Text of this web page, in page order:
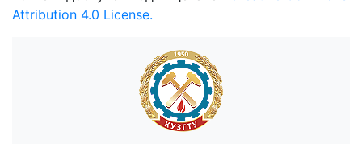
Attribution 4.0 License.